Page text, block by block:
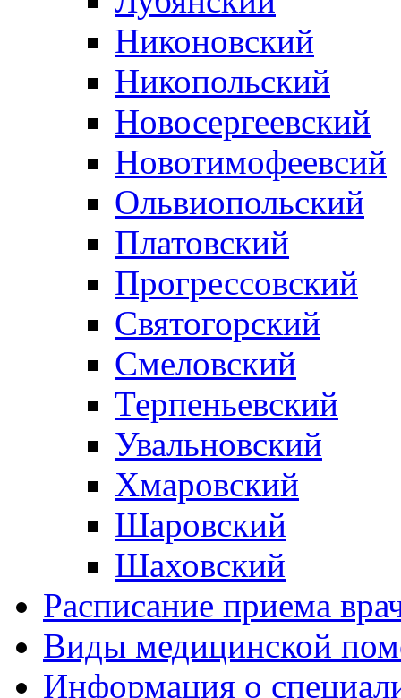
Никоновский
Никопольский
Новосергеевский
Новотимофеевсий
Ольвиопольский
Платовский
Прогрессовский
Святогорский
Смеловский
Терпеньевский
Увальновский
Хмаровский
Шаровский
Шаховский
Расписание приема
Виды медицинской
Информация о